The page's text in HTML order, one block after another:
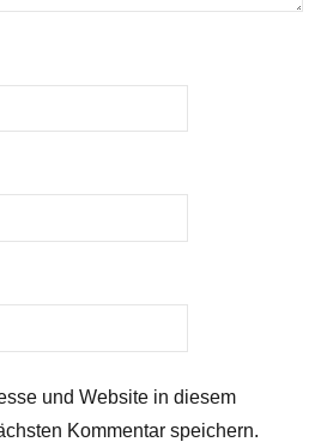
und Website in diesem
Kommentar speichern.